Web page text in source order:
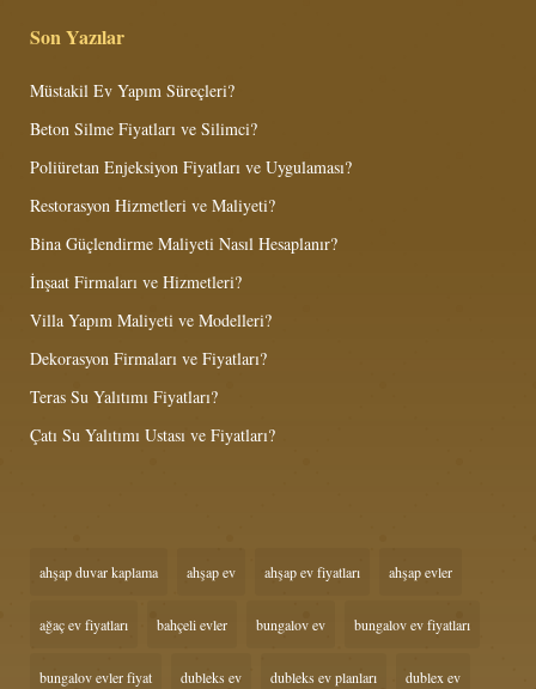
Son Yazılar
Müstakil Ev Yapım Süreçleri?
Beton Silme Fiyatları ve Silimci?
Poliüretan Enjeksiyon Fiyatları ve Uygulaması?
Restorasyon Hizmetleri ve Maliyeti?
Bina Güçlendirme Maliyeti Nasıl Hesaplanır?
İnşaat Firmaları ve Hizmetleri?
Villa Yapım Maliyeti ve Modelleri?
Dekorasyon Firmaları ve Fiyatları?
Teras Su Yalıtımı Fiyatları?
Çatı Su Yalıtımı Ustası ve Fiyatları?
ahşap duvar kaplama ahşap ev ahşap ev fiyatları ahşap evler
ağaç ev fiyatları bahçeli evler bungalov ev bungalov ev fiyatları
bungalov evler fiyat dubleks ev dubleks ev planları dublex ev